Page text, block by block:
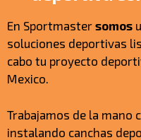
En Sportmaster somos
soluciones deportivas
cabo tu proyecto
Mexico.
Trabajamos de la mano
instalando canchas